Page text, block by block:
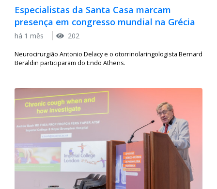
Especialistas da Santa Casa marcam
presença em congresso mundial na Grécia
há 1 mês 202
Neurocirurgião Antonio Delacy e o otorrinolaringologista Bernard
Beraldin participaram do Endo Athens.